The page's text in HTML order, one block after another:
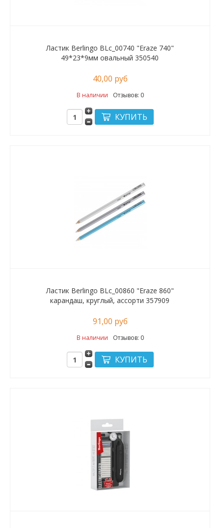
Ластик Berlingo BLc_00740 "Eraze 740"
49*23*9мм овальный 350540
40,00 руб
В наличии Отзывов: 0
Ластик Berlingo BLc_00860 "Eraze 860"
карандаш, круглый, ассорти 357909
91,00 руб
В наличии Отзывов: 0